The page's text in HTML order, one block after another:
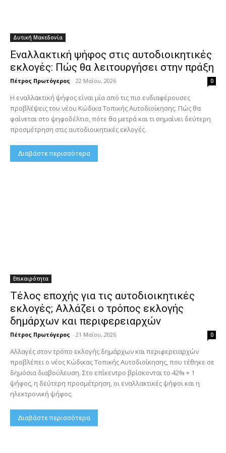
Δυτική Μακεδονία
Εναλλακτική ψήφος στις αυτοδιοικητικές
εκλογές: Πώς θα λειτουργήσει στην πράξη
Πέτρος Πρωτόγερος - 22 Μαΐου, 2026 0
Η εναλλακτική ψήφος είναι μία από τις πιο ενδιαφέρουσες
προβλέψεις του νέου Κώδικα Τοπικής Αυτοδιοίκησης. Πώς θα
φαίνεται στο ψηφοδέλτιο, πότε θα μετρά και τι σημαίνει δεύτερη
προσμέτρηση στις αυτοδιοικητικές εκλογές.
Διαβάστε περισσότερα
Επικαιρότητα
Τέλος εποχής για τις αυτοδιοικητικές
εκλογές; Αλλάζει ο τρόπος εκλογής
δημάρχων και περιφερειαρχών
Πέτρος Πρωτόγερος - 21 Μαΐου, 2026 0
Αλλαγές στον τρόπο εκλογής δημάρχων και περιφερειαρχών
προβλέπει ο νέος Κώδικας Τοπικής Αυτοδιοίκησης, που τέθηκε σε
δημόσια διαβούλευση. Στο επίκεντρο βρίσκονται το 42% + 1
ψήφος, η δεύτερη προσμέτρηση, οι εναλλακτικές ψήφοι και η
ηλεκτρονική ψήφος.
Διαβάστε περισσότερα